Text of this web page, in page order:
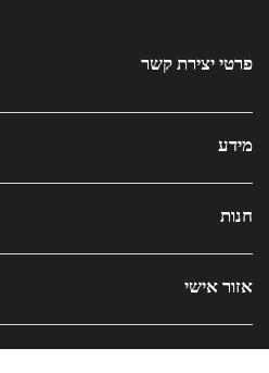
פרטי יצירת קשר
מידע
חנות
אזור אישי